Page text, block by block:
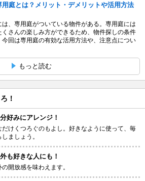
庭とは？メリット・デメリットや活用方法
、専用庭がついている物件がある。専用庭には
さんの楽しみ方ができるため、物件探しの条件
回は専用庭の有効な活用方法や、注意点につい
もっと読む
！
好みにアレンジ！
けくつろぐのもよし。好きなように使って、毎
ましょう。
も好きな人にも！
開放感を味わえます。